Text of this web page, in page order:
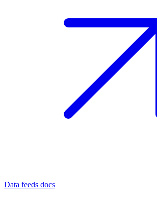
Data feeds docs